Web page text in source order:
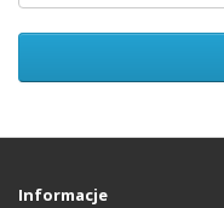
Informacje